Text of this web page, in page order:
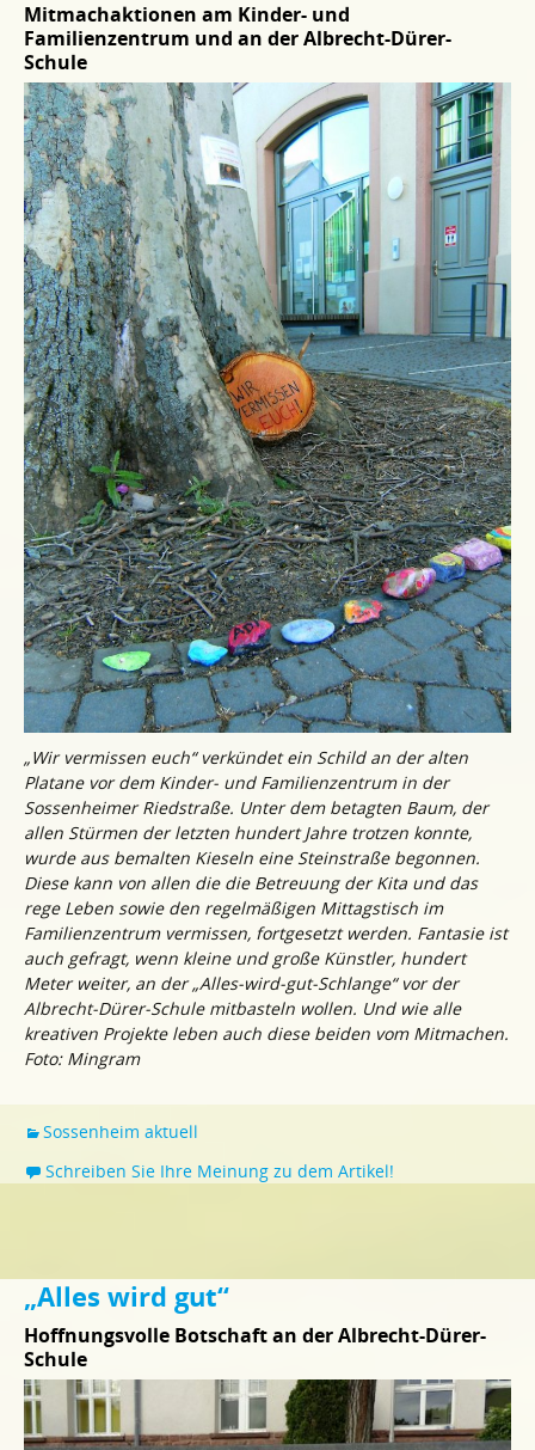
Mitmachaktionen am Kinder- und
Familienzentrum und an der Albrecht-Dürer-
Schule
„Wir vermissen euch“ verkündet ein Schild an der alten
Platane vor dem Kinder- und Familienzentrum in der
Sossenheimer Riedstraße. Unter dem betagten Baum, der
allen Stürmen der letzten hundert Jahre trotzen konnte,
wurde aus bemalten Kieseln eine Steinstraße begonnen.
Diese kann von allen die die Betreuung der Kita und das
rege Leben sowie den regelmäßigen Mittagstisch im
Familienzentrum vermissen, fortgesetzt werden. Fantasie ist
auch gefragt, wenn kleine und große Künstler, hundert
Meter weiter, an der „Alles-wird-gut-Schlange“ vor der
Albrecht-Dürer-Schule mitbasteln wollen. Und wie alle
kreativen Projekte leben auch diese beiden vom Mitmachen.
Foto: Mingram
Sossenheim aktuell
Schreiben Sie Ihre Meinung zu dem Artikel!
„Alles wird gut“
Hoffnungsvolle Botschaft an der Albrecht-Dürer-
Schule